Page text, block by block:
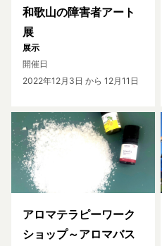
和歌山の障害者アート
展
展示
開催日
2022年12月3日 から 12月11日
アロマテラピーワーク
ショップ～アロマバス